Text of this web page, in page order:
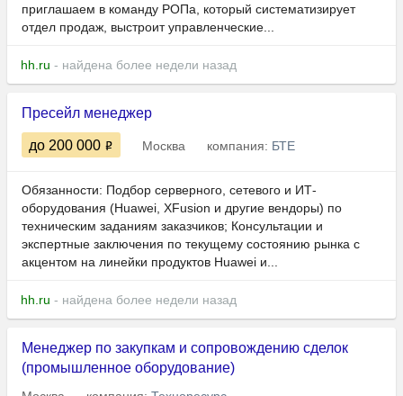
приглашаем в команду РОПа, который систематизирует
отдел продаж, выстроит управленческие...
hh.ru - найдена более недели назад
Пресейл менеджер
до 200 000 Москва компания: БТЕ
Обязанности: Подбор серверного, сетевого и ИТ-
оборудования (Huawei, XFusion и другие вендоры) по
техническим заданиям заказчиков; Консультации и
экспертные заключения по текущему состоянию рынка с
акцентом на линейки продуктов Huawei и...
hh.ru - найдена более недели назад
Менеджер по закупкам и сопровождению сделок
(промышленное оборудование)